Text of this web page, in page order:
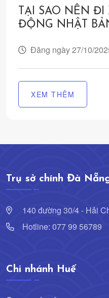
TẠI SAO NÊN ĐI
ĐỘNG NHẬT
Đăng ngày 27/10/
XEM THÊM
Trụ sở chính Đà
140 đường 30/4 - Hải
Hotline: 077 99 56789
Chi nhánh Huế